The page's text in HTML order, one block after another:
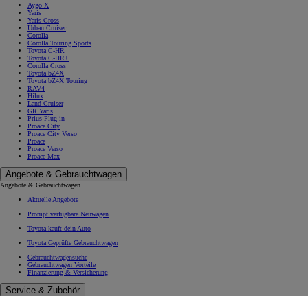
Aygo X
Yaris
Yaris Cross
Urban Cruiser
Corolla
Corolla Touring Sports
Toyota C-HR
Toyota C-HR+
Corolla Cross
Toyota bZ4X
Toyota bZ4X Touring
RAV4
Hilux
Land Cruiser
GR Yaris
Prius Plug-in
Proace City
Proace City Verso
Proace
Proace Verso
Proace Max
Angebote & Gebrauchtwagen
Angebote & Gebrauchtwagen
Aktuelle Angebote
Prompt verfügbare Neuwagen
Toyota kauft dein Auto
Toyota Geprüfte Gebrauchtwagen
Gebrauchtwagensuche
Gebrauchtwagen Vorteile
Finanzierung & Versicherung
Service & Zubehör